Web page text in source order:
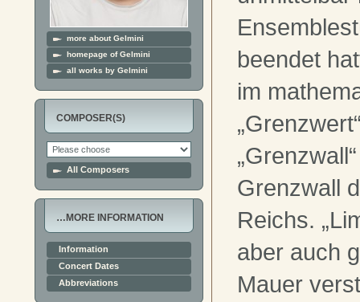
more about Gelmini
homepage of Gelmini
all works by Gelmini
COMPOSER(S)
All Composers
…MORE INFORMATION
Information
Concert Dates
Abbreviations
beendet
im
Grenzwall
Reichs.
aber auch
Mauer